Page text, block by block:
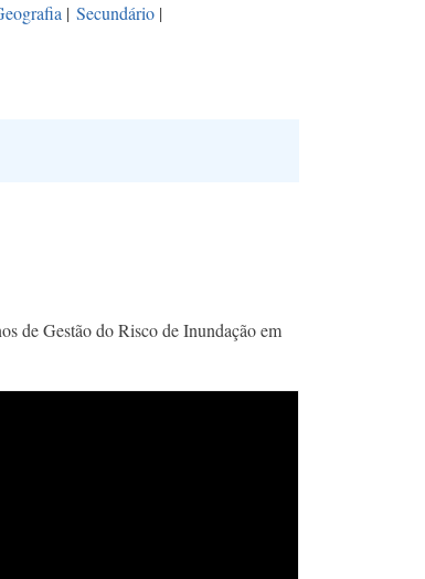
| Secundário |
de Gestão do Risco de Inundação em